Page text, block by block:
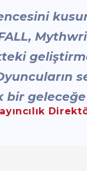
geleceğe